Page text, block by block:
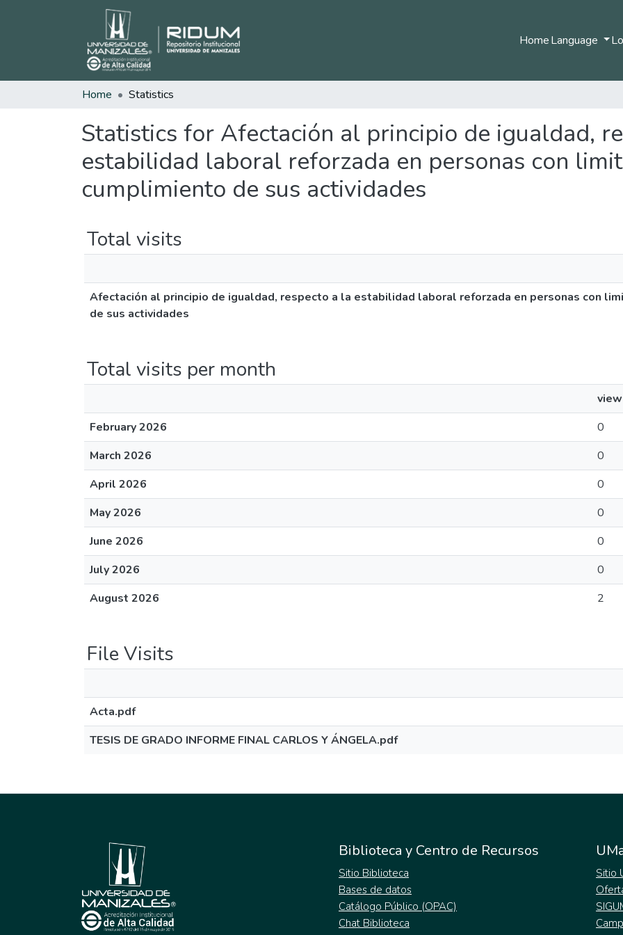
HomeLanguage
Home Statistics
Statistics for Afectación al principio de igualdad,
estabilidad laboral reforzada en personas con
cumplimiento de sus actividades
Total visits
Afectación al principio de igualdad, respecto a la estabilidad laboral reforzada en personas con
de sus actividades
Total visits per month
February 2026
0
March 2026
0
April 2026
0
May 2026
0
June 2026
0
July 2026
0
August 2026
2
File Visits
Acta.pdf
TESIS DE GRADO INFORME FINAL CARLOS Y ÁNGELA.pdf
Biblioteca y Centro de Recursos
Sitio Biblioteca
Bases de datos
Catálogo Público (OPAC)
Chat Biblioteca
Sitio